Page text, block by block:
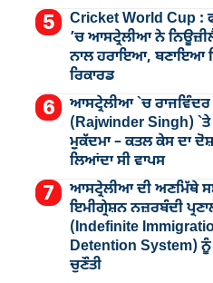
Cricket World Cup :
’ਚ ਆਸਟ੍ਰੇਲੀਆ ਨੇ
ਨਾਲ ਹਰਾਇਆ, ਬਣਾਇਆ
ਰਿਕਾਰਡ
ਆਸਟ੍ਰੇਲੀਆ `ਚ
(Rajwinder Singh)
ਮੁੁਕੱਦਮਾ – ਕਤਲ ਕੇਸ ਦਾ
ਲਿਆਂਦਾ ਸੀ ਵਾਪਸ
ਆਸਟ੍ਰੇਲੀਆ ਦੀ ਅਣਮਿੱਥੇ
ਇਮੀਗ੍ਰੇਸ਼ਨ ਨਜ਼ਰਬੰਦੀ
(Indefinite
Detention System)
ਚੁਣੌਤੀ